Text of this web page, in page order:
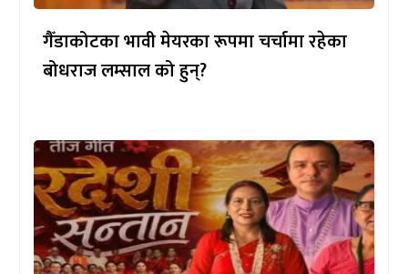
गैँडाकोटका भावी मेयरका रूपमा चर्चामा रहेका
बोधराज लम्साल को हुन्?